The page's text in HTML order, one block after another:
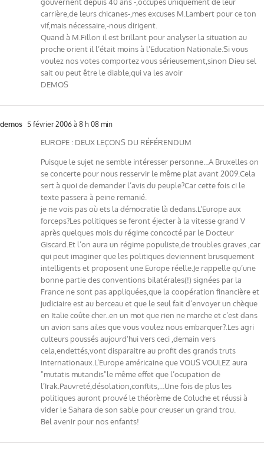
carrière,de leurs chicanes-,mes excuses M.Lambert pour ce ton
vif,mais nécessaire,-nous dirigent.
Quand à M.Fillon il est brillant pour analyser la situation au
proche orient il l’était moins à l’Education Nationale.Si vous
voulez nos votes comportez vous sérieusement,sinon Dieu sel
sait ou peut être le diable,qui va les avoir
DEMOS
demos 5 février 2006 à 8 h 08 min
EUROPE : DEUX LEÇONS DU RÉFÉRENDUM
Puisque le sujet ne semble intéresser personne…A Bruxelles on
se concerte pour nous resservir le même plat avant 2009.Cela
sert à quoi de demander l’avis du peuple?Car cette fois ci le
texte passera à peine remanié.
je ne vois pas où ets la démocratie là dedans.L’Europe aux
forceps?Les politiques se feront éjecter à la vitesse grand V
après quelques mois du régime concocté par le Docteur
Giscard.Et l’on aura un régime populiste,de troubles graves ,car
qui peut imaginer que les politiques deviennent brusquement
intelligents et proposent une Europe réelle.Je rappelle qu’une
bonne partie des conventions bilatérales(!) signées par la
France ne sont pas appliquées,que la coopération financière et
judiciaire est au berceau et que le seul fait d’envoyer un chèque
en Italie coûte cher..en un mot que rien ne marche et c’est dans
un avion sans ailes que vous voulez nous embarquer?.Les agri
culteurs poussés aujourd’hui vers ceci ,demain vers
cela,endettés,vont disparaitre au profit des grands truts
internationaux.L’Europe américaine que VOUS VOULEZ aura
"mutatis mutandis"le même effet que l’ocupation de
l’Irak.Pauvreté,désolation,conflits,…Une fois de plus les
politiques auront prouvé le théorème de Coluche et réussi à
vider le Sahara de son sable pour creuser un grand trou.
Bel avenir pour nos enfants!